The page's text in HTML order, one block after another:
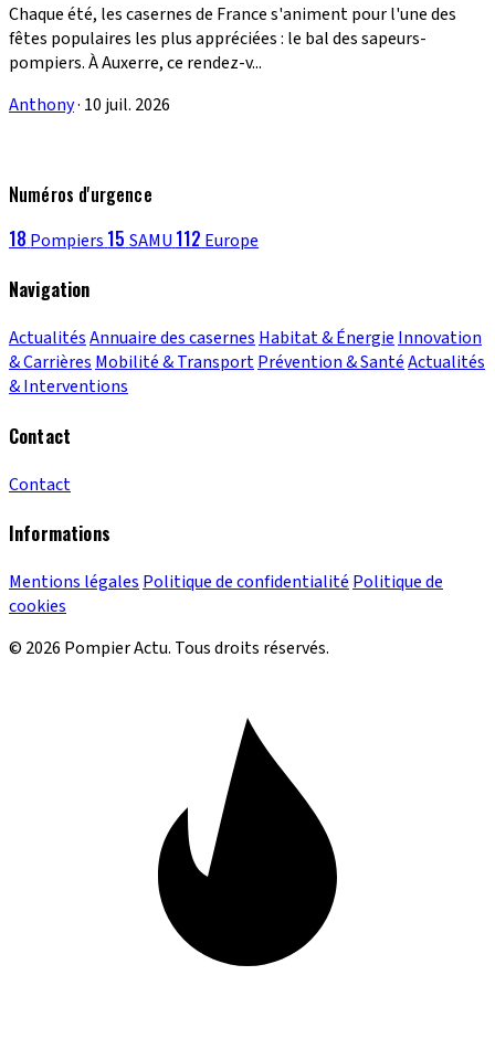
Chaque été, les casernes de France s'animent pour l'une des
fêtes populaires les plus appréciées : le bal des sapeurs-
pompiers. À Auxerre, ce rendez-v...
Anthony· 10 juil. 2026
Numéros d'urgence
18 Pompiers 15 SAMU 112 Europe
Navigation
ActualitésAnnuaire des casernes Habitat & Énergie Innovation
& Carrières Mobilité & TransportPrévention & SantéActualités
& Interventions
Contact
Contact
Informations
Mentions légales Politique de confidentialité Politique de
cookies
© 2026 Pompier Actu. Tous droits réservés.